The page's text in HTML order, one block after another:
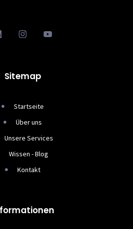
Sitemap
Startseite
Über uns
Unsere Services
Wissen - Blog
Kontakt